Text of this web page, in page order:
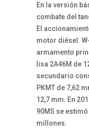
En la versión
combate del
El
motor diésel.
armamento
lisa 2A46M de
secundario
PKMT de 7,62
12,7 mm. En
90MS se
millones.